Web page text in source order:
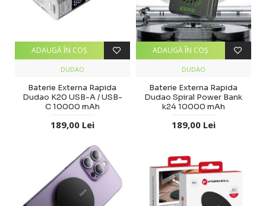
DUDAO
Baterie Externa Rapida
Dudao K20 USB-A / USB-
C 10000 mAh
189,00 Lei
ADAUGĂ ÎN COŞ
DUDAO
Baterie Externa Rapida
Dudao Spiral Power Bank
k24 10000 mAh
189,00 Lei
ADAUGĂ ÎN COŞ